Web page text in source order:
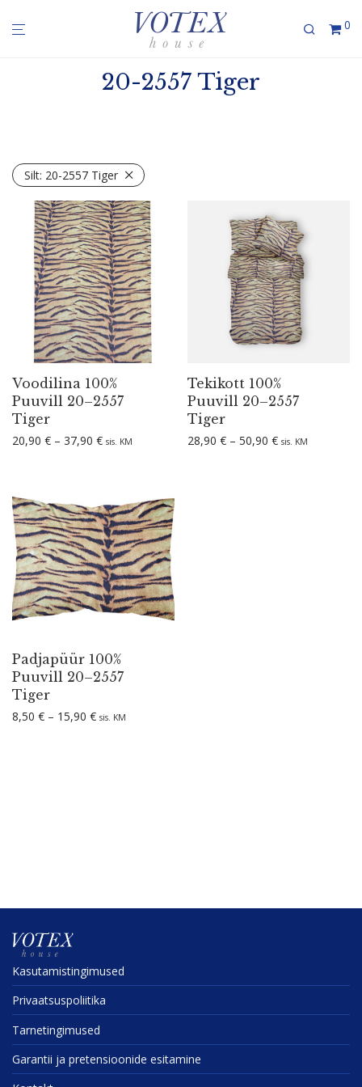
0
20-2557 Tiger
Silt: 20-2557 Tiger
Voodilina 100%
Puuvill 20–2557
Tiger
20,90 € – 37,90 €Hinnavahemik: 20,90 € kuni 37,90 €
sis. KM
Tekikott 100%
Puuvill 20–2557
Tiger
28,90 € – 50,90 €Hinnavahemik:
sis. KM
Padjapüür 100%
Puuvill 20–2557
Tiger
8,50 € – 15,90 €Hinnavahemik: 8,50 € kuni 15,90 €
sis. KM
Kasuta­mis­tin­gi­mused
Privaat­sus­po­liitika
Tarne­tin­gi­mused
Garantii ja preten­sioonide esitamine